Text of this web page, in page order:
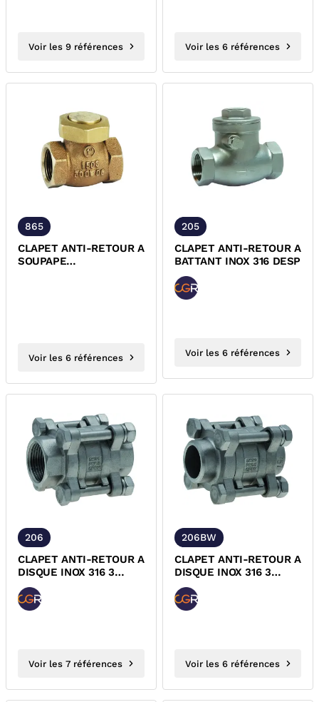
Voir les 9 références Voir les 6 références
865
CLAPET ANTI-RETOUR A
SOUPAPE
Voir les 6 références
205
CLAPET ANTI-RETOUR A
BATTANT INOX 316 DESP
Voir les 6 références
206
CLAPET ANTI-RETOUR A
DISQUE INOX 316 3
PIECES TARAUDE PN63
DESP CGR
Voir les 7 références
206BW
CLAPET ANTI-RETOUR A
DISQUE INOX 316 3
PIECES A SOUDER BW
PN63 DESP CGR
Voir les 6 références